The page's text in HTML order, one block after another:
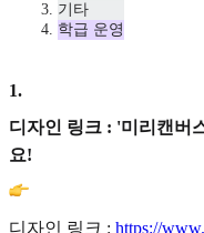
기타
학급 운영
1.
디자인 링크 : '미리캔버
요!
디자인 링크 : https://